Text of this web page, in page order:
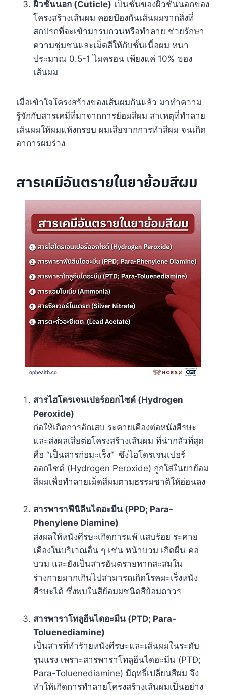
ผิวชั้นนอก (Cuticle) เป็นชั้นของผิวชั้นนอกของ
โครงสร้างเส้นผม คอยป้องกันเส้นผมจากสิ่งที่
สกปรกที่จะเข้ามารบกวนหรือทำลาย ช่วยรักษา
ความชุ่มชนและเม็ดสีให้กับชั้นเนื้อผม หนา
ประมาณ 0.5-1 ไมครอน เพียงแค่ 10% ของ
เส้นผม
เมื่อเข้าใจโครงสร้างของเส้นผมกันแล้ว มาทำความ
รู้จักกับสารเคมีที่มาจากการย้อมสีผม สาเหตุที่ทำลาย
เส้นผมให้ผมแห้งกรอบ ผมเสียจากการทำสีผม จนเกิด
อาการผมร่วง
สารเคมีอันตรายในยาย้อมสีผม
สารไฮโดรเจนเปอร์ออกไซด์ (Hydrogen
Peroxide)
ก่อให้เกิดการอักเสบ ระคายเคืองต่อหนังศีรษะ
และส่งผลเสียต่อโครงสร้างเส้นผม ที่น่ากลัวที่สุด
คือ “เป็นสารก่อมะเร็ง” ซึ่งไฮโดรเจนเปอร์
ออกไซด์ (Hydrogen Peroxide) ถูกใส่ในยาย้อม
สีผมเพื่อทำลายเม็ดสีผมตามธรรมชาติให้อ่อนลง
สารพาราฟีนิลีนไดอะมีน (PPD; Para-
Phenylene Diamine)
ส่งผลให้หนังศีรษะเกิดการแพ้ แสบร้อย ระคาย
เคืองในบริเวณอื่น ๆ เช่น หน้าบวม เกิดผื่น คอ
บวม และยังเป็นสารอันตรายหากสะสมใน
ร่างกายมากเกินไปสามารถเกิดโรคมะเร็งหนัง
ศีรษะได้ ซึ่งพบในสีย้อมผชนิดสีย้อมถาวร
สารพาราโทลูอีนไดอะมีน (PTD; Para-
Toluenediamine)
เป็นสารที่ทำร้ายหนังศีรษะและเส้นผมในระดับ
รุนแรง เพราะสารพาราโทลูอีนไดอะมีน (PTD;
Para-Toluenediamine) มีฤทธิ์เปลี่ยนสีผม จึง
ทำให้เกิดการทำลายโครงสร้างเส้นผมเป็นอย่าง